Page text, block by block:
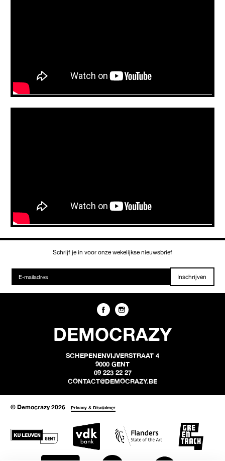
Schrijf je in voor onze wekelijkse nieuwsbrief
Inschrijven
DEMOCRAZY
SCHEPENENVIJVERSTRAAT 4
9000 GENT
09 223 22 27
CONTACT@DEMOCRAZY.BE
© Democrazy 2026 Privacy & Disclaimer